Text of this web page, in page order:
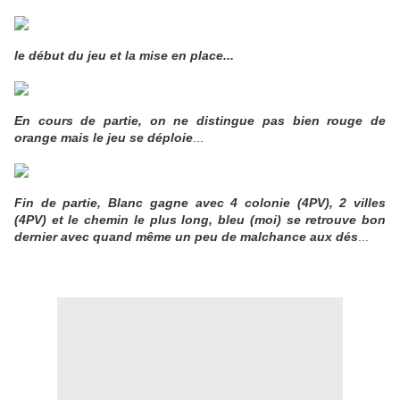
le début du jeu et la mise en place...
En cours de partie, on ne distingue pas bien rouge de
orange mais le jeu se déploie
Fin de partie, Blanc gagne avec 4 colonie (4PV), 2 villes
(4PV) et le chemin le plus long, bleu (moi) se retrouve bon
dernier avec quand même un peu de malchance aux dés